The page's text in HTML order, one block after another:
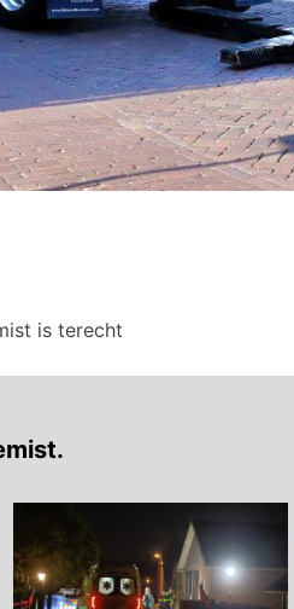
is terecht